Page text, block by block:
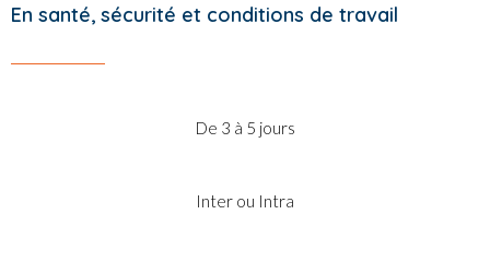
En santé, sécurité et conditions de travail
De 3 à 5 jours
Inter ou Intra